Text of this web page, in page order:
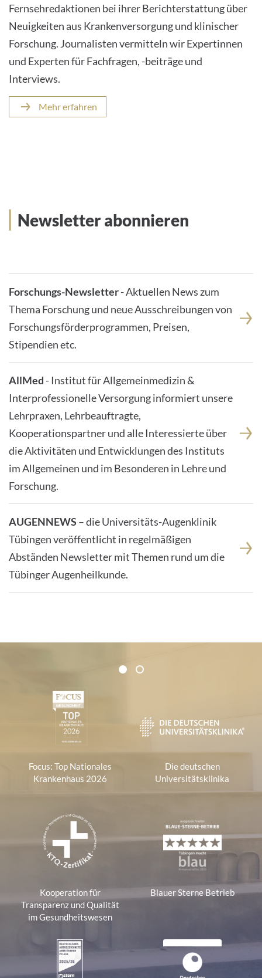
Fernsehredaktionen bei ihrer Berichterstattung über
Neuigkeiten aus Krankenversorgung und klinischer
Forschung. Journalisten vermitteln wir Expertinnen
und Experten für Fachfragen, -beiträge und
Interviews.
Mehr erfahren
Newsletter abonnieren
Forschungs-Newsletter- Aktuellen News zum
Thema Forschung und neue Ausschreibungen von
Forschungsförderprogrammen, Preisen,
Stipendien etc.
AllMed - Institut für Allgemeinmedizin &
Interprofessionelle Versorgung informiert unsere
Lehrpraxen, Lehrbeauftragte,
Kooperationspartner und alle Interessierte über
die Aktivitäten und Entwicklungen des Instituts
im Allgemeinen und im Besonderen in Lehre und
Forschung.
AUGENNEWS – die Universitäts-Augenklinik
Tübingen veröffentlicht in regelmäßigen
Abständen Newsletter mit Themen rund um die
Tübinger Augenheilkunde.
Zertifikate und Verbände
1 2
Focus: Top Nationales
Krankenhaus 2026
Die deutschen
Universitätsklinika
Kooperation für
Transparenz und Qualität
im Gesundheitswesen
Blauer Sterne Betrieb